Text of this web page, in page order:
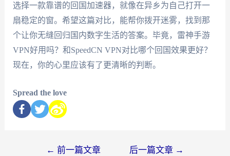
选择一款靠谱的回国加速器，就像在异乡为自己打开一
扇稳定的窗。希望这篇对比，能帮你拨开迷雾，找到那
个让你无缝回归国内数字生活的答案。毕竟，雷神手游
VPN好用吗？和SpeedCN VPN对比哪个回国效果更好？
现在，你的心里应该有了更清晰的判断。
Spread the love
← 前一篇文章 后一篇文章 →